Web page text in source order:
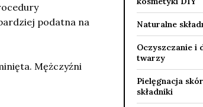
podatna na
Mężczyźni
Naturalne
Oczyszczanie i
twarzy
Pielęgnacja
składniki